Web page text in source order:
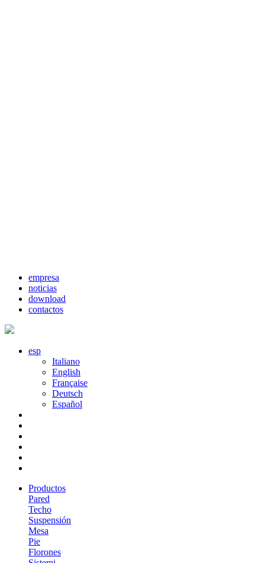
empresa
noticias
download
contactos
esp
Italiano
English
Française
Deutsch
Español
Productos
Pared
Techo
Suspensión
Mesa
Pie
Florones